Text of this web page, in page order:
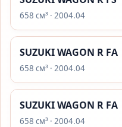
658 см³ · 2004.04
SUZUKI WAGON R FA
658 см³ · 2004.04
SUZUKI WAGON R FA
658 см³ · 2004.04